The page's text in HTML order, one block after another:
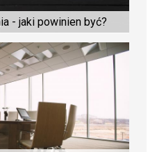
- jaki powinien być?